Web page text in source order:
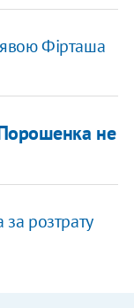
Фірташа
не
розтрату